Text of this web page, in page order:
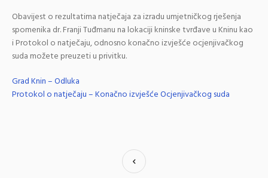
Obavijest o rezultatima natječaja za izradu umjetničkog rješenja
spomenika dr. Franji Tuđmanu na lokaciji kninske tvrđave u Kninu kao
i Protokol o natječaju, odnosno konačno izvješće ocjenjivačkog
suda možete preuzeti u privitku.
Grad Knin – Odluka
Protokol o natječaju – Konačno izvješće Ocjenjivačkog suda